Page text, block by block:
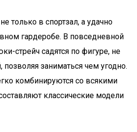
только в спортзал, а удачно
гардеробе. В повседневной
стрейч садятся по фигуре, не
заниматься чем угодно.
комбинируются со всякими
классические модели